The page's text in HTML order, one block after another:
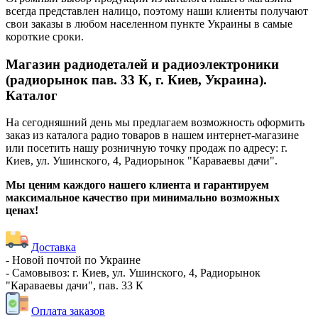
всегда представлен налицо, поэтому наши клиенты получают
свои заказы в любом населенном пункте Украины в самые
короткие сроки.
Магазин радиодеталей и радиоэлектроники
(радиорынок пав. 33 К, г. Киев, Украина).
Каталог
На сегодняшний день мы предлагаем возможность оформить
заказ из каталога радио товаров в нашем интернет-магазине
или посетить нашу розничную точку продаж по адресу: г.
Киев, ул. Ушинского, 4, Радиорынок "Караваевы дачи".
Мы ценим каждого нашего клиента и гарантируем
максимальное качество при минимально возможных
ценах!
Доставка
- Новой почтой по Украине
- Самовывоз: г. Киев, ул. Ушинского, 4, Радиорынок
"Караваевы дачи", пав. 33 К
Оплата заказов